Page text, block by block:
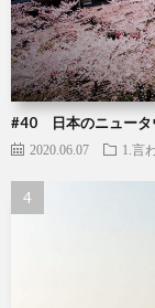
#40 日本のニュータ
2020.06.07 1.言